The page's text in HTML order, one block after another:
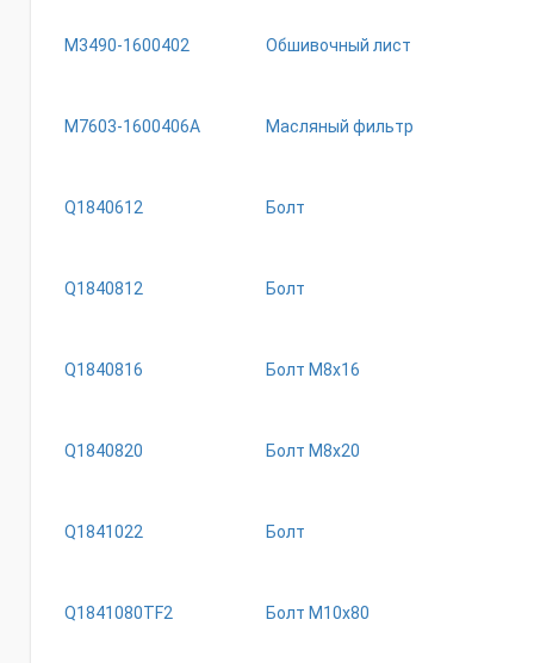
M3490-1600402 Обшивочный лист
M7603-1600406A Масляный фильтр
Q1840612 Болт
Q1840812 Болт
Q1840816 Бoлт M8x16
Q1840820 Бoлт M8x20
Q1841022 Болт
Q1841080TF2 Бoлт M10x80